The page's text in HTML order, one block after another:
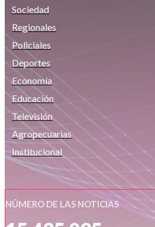
Sociedad
Regionales
Policiales
Deportes
Economía
Educación
Televisión
Agropecuarias
Institucional
NÚMERO DE LAS NOTICIAS